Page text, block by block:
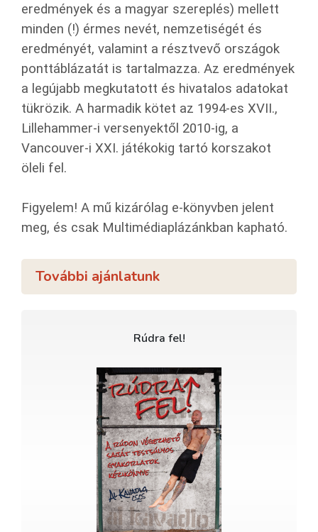
eredmények és a magyar szereplés) mellett
minden (!) érmes nevét, nemzetiségét és
eredményét, valamint a résztvevő országok
ponttáblázatát is tartalmazza. Az eredmények
a legújabb megkutatott és hivatalos adatokat
tükrözik. A harmadik kötet az 1994-es XVII.,
Lillehammer-i versenyektől 2010-ig, a
Vancouver-i XXI. játékokig tartó korszakot
öleli fel.
Figyelem! A mű kizárólag e-könyvben jelent
meg, és csak Multimédiaplázánkban kapható.
További ajánlatunk
Rúdra fel!